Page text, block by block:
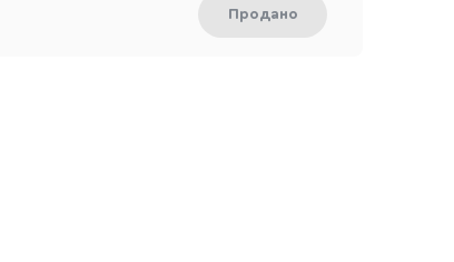
Продано